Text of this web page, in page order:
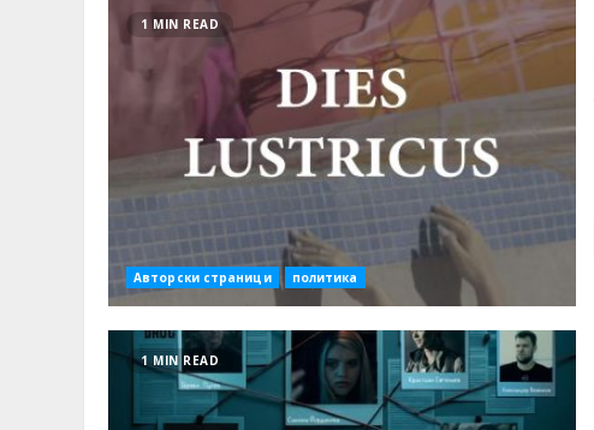
1 MIN READ
Авторски страници политика
1 MIN READ